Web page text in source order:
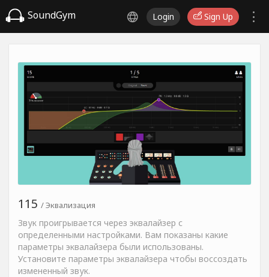
SoundGym Login Sign Up
115 / Эквализация
Звук проигрывается через эквалайзер с
определенными настройками. Вам показаны какие
параметры эквалайзера были использованы.
Установите параметры эквалайзера чтобы воссоздать
измененный звук.